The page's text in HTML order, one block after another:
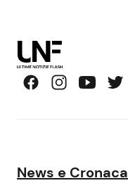
News e Cronaca